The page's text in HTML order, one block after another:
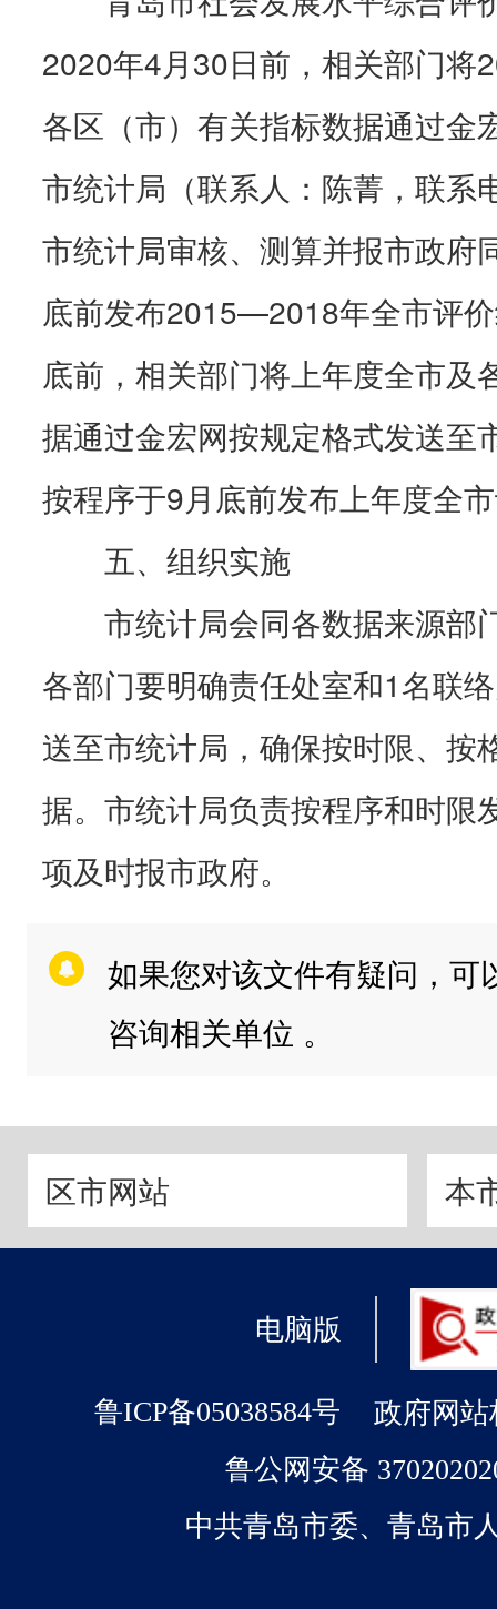
2020年4月30日前，相关部门
各区（市）有关指标数据通过金
市统计局（联系人：陈菁，联系
市统计局审核、测算并报市政府
底前发布2015—2018年全市评
底前，相关部门将上年度全市及
据通过金宏网按规定格式发送至
按程序于9月底前发布上年度全
五、组织实施
市统计局会同各数据来源部
各部门要明确责任处室和1名联
送至市统计局，确保按时限、按
据。市统计局负责按程序和时限
项及时报市政府。
如果您对该文件有疑问，
咨询相关单位 。
区市网站 本
电脑版
鲁ICP备05038584号 政府网
鲁公网安备
中共青岛市委、青岛市